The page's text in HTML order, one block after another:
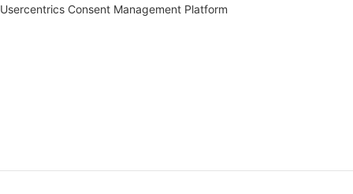
Usercentrics Consent Management Platform